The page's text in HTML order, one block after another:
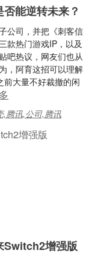
能逆转未来？
公司，并把《刺客信
款热门游戏IP，以及
吧热议，网友们也从
，阿育这招可以理解
前大量不好裁撤的闲
,腾讯,公司,腾讯
Switch2增强版